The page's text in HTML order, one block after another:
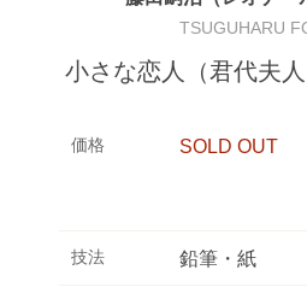
TSUGUHARU
小さな恋人（君代夫人
価格 SOLD OUT
技法 鉛筆・紙